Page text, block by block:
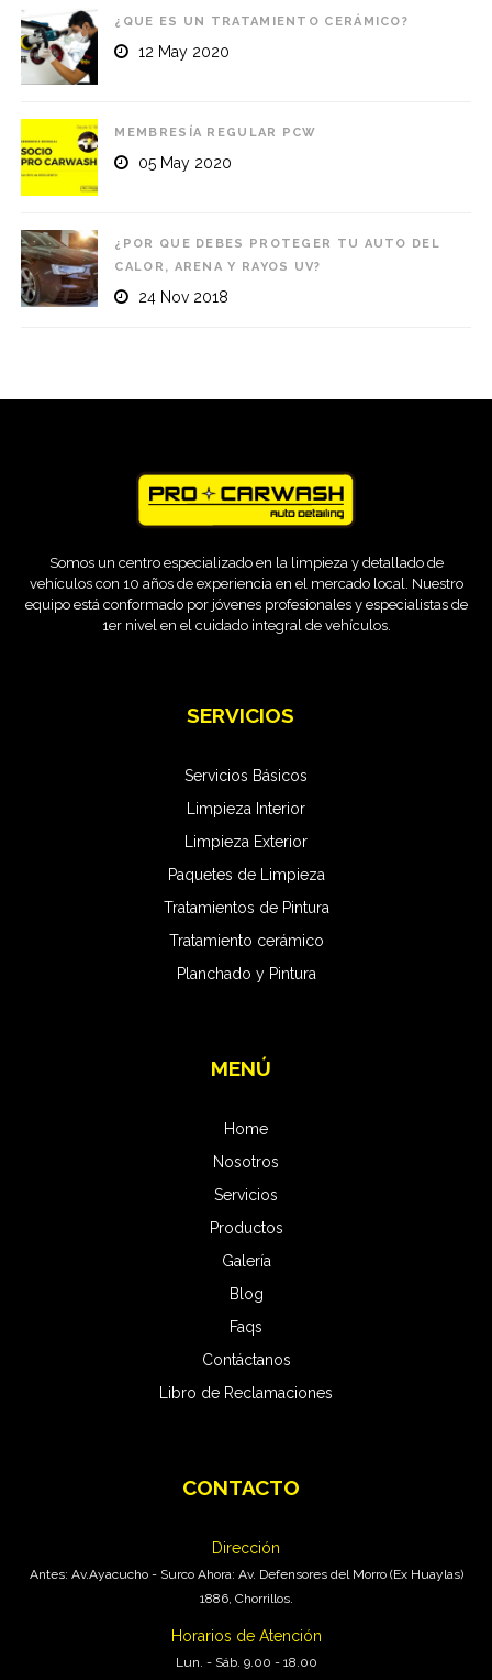
¿QUE ES UN TRATAMIENTO CERÁMICO?
12 May 2020
MEMBRESÍA REGULAR PCW
05 May 2020
¿POR QUE DEBES PROTEGER TU AUTO DEL
CALOR, ARENA Y RAYOS UV?
24 Nov 2018
Pro Carwash
Somos un centro especializado en la limpieza y detallado de
vehículos con 10 años de experiencia en el mercado local. Nuestro
equipo está conformado por jóvenes profesionales y especialistas de
1er nivel en el cuidado integral de vehículos.
SERVICIOS
Servicios Básicos
Limpieza Interior
Limpieza Exterior
Paquetes de Limpieza
Tratamientos de Pintura
Tratamiento cerámico
Planchado y Pintura
MENÚ
Home
Nosotros
Servicios
Productos
Galería
Blog
Faqs
Contáctanos
Libro de Reclamaciones
CONTACTO
Dirección
Antes: Av.Ayacucho - Surco Ahora: Av. Defensores del Morro (Ex Huaylas)
1886, Chorrillos.
Horarios de Atención
Lun. - Sáb. 9.00 - 18.00